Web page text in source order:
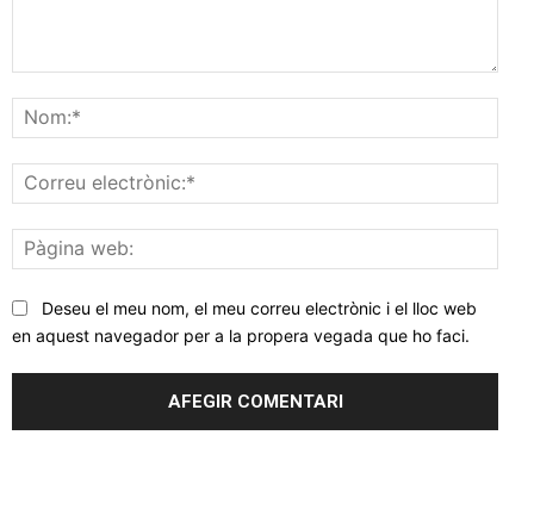
web:
Deseu el meu nom, el meu correu electrònic i el lloc web
en aquest navegador per a la propera vegada que ho faci.